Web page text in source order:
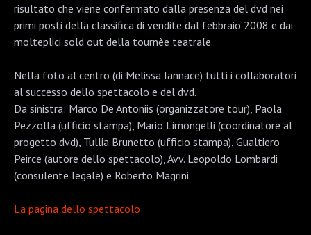
risultato che viene confermato dalla presenza del dvd nei
primi posti della classifica di vendite dal febbraio 2008 e dai
molteplici sold out della tournèe teatrale.
Nella foto al centro (di Melissa Iannace) tutti i collaboratori
al successo dello spettacolo e del dvd.
Da sinistra: Marco De Antoniis (organizzatore tour), Paola
Pezzolla (ufficio stampa), Mario Limongelli (coordinatore al
progetto dvd), Tullia Brunetto (ufficio stampa), Gualtiero
Peirce (autore dello spettacolo), Avv. Leopoldo Lombardi
(consulente legale) e Roberto Magrini.
La pagina dello spettacolo